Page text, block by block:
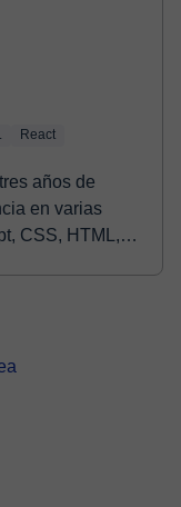
React
años de
en varias
CSS, HTML,